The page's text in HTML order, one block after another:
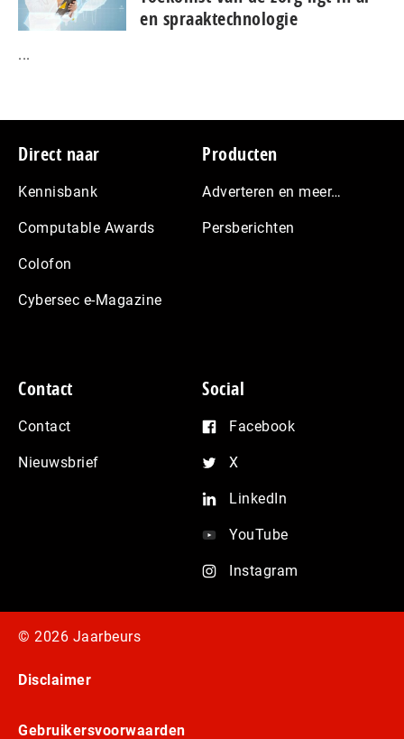
en spraaktechnologie
...
Footer
Direct naar
Kennisbank
Computable Awards
Colofon
Cybersec e-Magazine
Producten
Adverteren en meer…
Persberichten
Contact
Contact
Nieuwsbrief
Social
Facebook
X
LinkedIn
YouTube
Instagram
© 2026 Jaarbeurs
Disclaimer
Gebruikersvoorwaarden